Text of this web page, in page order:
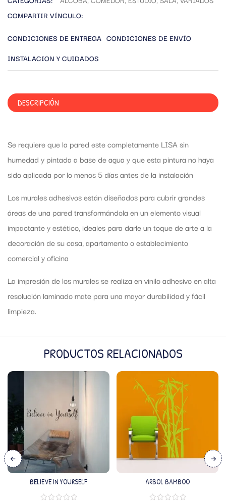
COMPARTIR VÍNCULO:
CONDICIONES DE ENTREGA CONDICIONES DE ENVÍO
INSTALACION Y CUIDADOS
DESCRIPCIÓN
Se requiere que la pared este completamente LISA sin
humedad y pintada a base de agua y que esta pintura no haya
sido aplicada por lo menos 5 días antes de la instalación
Los murales adhesivos están diseñados para cubrir grandes
áreas de una pared transformándola en un elemento visual
impactante y estético, ideales para darle un toque de arte a la
decoración de su casa, apartamento o establecimiento
comercial y oficina
La impresión de los murales se realiza en vinilo adhesivo en alta
resolución laminado mate para una mayor durabilidad y fácil
limpieza.
PRODUCTOS RELACIONADOS
BELIEVE IN YOURSELF ARBOL BAMBOO